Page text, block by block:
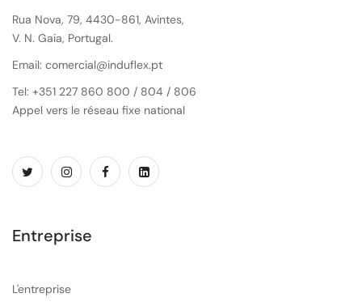
Rua Nova, 79, 4430-861, Avintes,
V. N. Gaia, Portugal.
Email: comercial@induflex.pt
Tel: +351 227 860 800 / 804 / 806
Appel vers le réseau fixe national
Entreprise
L'entreprise